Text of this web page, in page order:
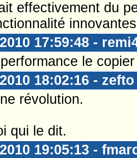
effectivement du
17:59:48 -
le
18:02:16 - zefto
révolution.
qui le dit.
19:05:13 -